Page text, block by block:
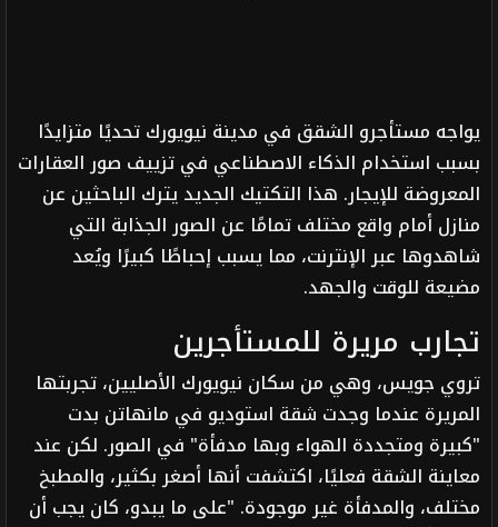
يواجه مستأجرو الشقق في مدينة نيويورك تحديًا متزايدًا
بسبب استخدام الذكاء الاصطناعي في تزييف صور العقارات
المعروضة للإيجار. هذا التكتيك الجديد يترك الباحثين عن
منازل أمام واقع مختلف تمامًا عن الصور الجذابة التي
شاهدوها عبر الإنترنت، مما يسبب إحباطًا كبيرًا ويُعد
مضيعة للوقت والجهد.
تجارب مريرة للمستأجرين
تروي جويس، وهي من سكان نيويورك الأصليين، تجربتها
المريرة عندما وجدت شقة استوديو في مانهاتن بدت
"كبيرة ومتجددة الهواء وبها مدفأة" في الصور. لكن عند
معاينة الشقة فعليًا، اكتشفت أنها أصغر بكثير، والمطبخ
مختلف، والمدفأة غير موجودة. "على ما يبدو، كان يجب أن